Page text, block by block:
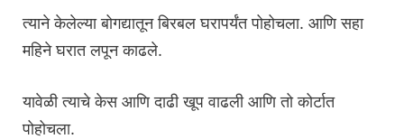
त्याने केलेल्या बोगद्यातून बिरबल घरापर्यंत पोहोचला. आणि सहा
महिने घरात लपून काढले.
यावेळी त्याचे केस आणि दाढी खूप वाढली आणि तो कोर्टात
पोहोचला.